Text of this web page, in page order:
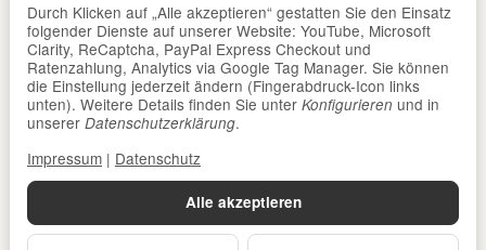
Alle akzeptieren
Durch Klicken auf „Alle akzeptieren“ gestatten Sie den Einsatz
folgender Dienste auf unserer Website: YouTube, Microsoft
Clarity, ReCaptcha, PayPal Express Checkout und
Ratenzahlung, Analytics via Google Tag Manager. Sie können
die Einstellung jederzeit ändern (Fingerabdruck-Icon links
unten). Weitere Details finden Sie unter Konfigurieren und in
unserer Datenschutzerklärung.
Impressum | Datenschutz